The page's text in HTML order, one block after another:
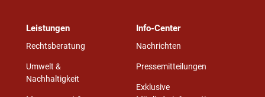
Leistungen
Rechtsberatung
Umwelt &
Nachhaltigkeit
Info-Center
Nachrichten
Pressemitteilungen
Exklusive